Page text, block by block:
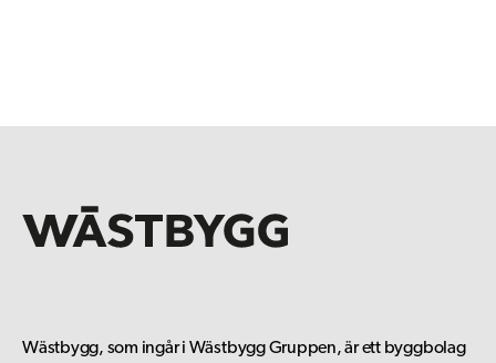
Wästbygg, som ingår i Wästbygg Gruppen, är ett byggbolag